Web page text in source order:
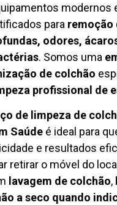
modernos
para remoção
odores,
. Somos uma
de colchão
profissional de
de limpeza de
Saúdeé ideal para
e resultados
retirar o móvel do
lavagem de colchão,
a seco quando